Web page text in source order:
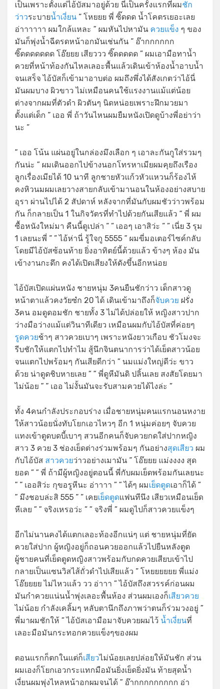
เป็นเพราะตั้งแต่ไอ้บัสมาอยู่ด้วย นี่เป็นครั้งแรกที่ผมชัก
ว่าวระบายน้ำเงี่ยน ” โหยยย พี่ ซิ๊ดดด น้ำโคตรเยอะเลย
อ่าาาาาา ผมใกล้แหละ ” ผมหันไปหามัน ควยแข็ง ๆ ของ
มันก็พุ่งน้ำฉีดรดหน้าอกมันเช่นกัน ” อ๊ากกกกกก
ซิ๊ดดดดดดด โอ๊ยยย เสียววว ซิ๊ดดดดด ” ผมเอามือทาน้ำ
ควยที่หน้าท้องกันไหลเลอะพื้นแล้วเดินเข้าห้องน้ำอาบน้ำ
จนเสร็จ ไอ้บัสก็เข้ามาอาบต่อ ผมถึงพึ่งได้สังเกตว่าไอ้นี่
มันผมบาง ผิวขาว ไม่เหมือนคนใช้แรงงานแม้แต่น้อย
ต่างจากผมที่ตัวดำ ผิวตันๆ นิดหน่อยเพราะฝึกมวยมา
ตั้งแต่เด็ก ” เออ พี่ ถ้าวันไหนผมยืมหนังเปิดดูบ้างพี่อย่าว่า
นะ ”
” เออ โน้น แผ่นอยู่ในกล่องมึงเลือก ๆ เอาละกันกูใส่รวมๆ
กันน่ะ ” ผมเดินออกไปข้างนอกโทรหาเมียผมคุยถึงเรือง
ลูกเรื่องเมียได้ 10 นาที ลูกชายหัวแก้วหัวแหวนก็ร้องไห้
คงหิวนมผมเลยวางสายกลับเข้ามานอนในห้องอย่างสบาย
อุรา ผ่านไปได้ 2 สัปดาห์ หลังจากที่มันกับผมชัวว่าวพร้อม
กัน ก็กลายเป็น 1 ในกิจวัตรที่ทำไปด้วยกันเสียแล้ว ” พี่ ผม
ซื้อหนังใหม่มา คืนนี้ดูเปล่า ” ” เออๆ เอาสิว่ะ ” ” เนี่ย 3 รุม
1 เลยนะพี่ ” ” ไอ้ห่านี่ รู้ใจกู 5555 ” ผมขี่มอเตอร์ไซค์กลับ
โดยมีไอ้บัสซ้อนท้าย ยิ่งอาทิตย์นี้ด้วยแล้ว ข้างๆ ห้อง มัน
เข้างานกะดึก คงได้เปิดเสียงให้ดังขึ้นอีกหน่อย
ไอ้บัสเปิดแผ่นหนัง ชายหนุ่ม 3คนยืนชักว่าว เด็กสาวดู
หน้าตาแล้วคงวัยซํก 20 ได้ เดินเข้ามาถึงก็จับควย ฝรั่ง
3คน อมดูดอมชัก ชายทั้ง 3 ไม่ได้ปล่อยให้ หญิงสาวปาก
ว่างมือว่างแม้แต่วินาทีเดียว เหมือนผมกับไอ้บัสที่ค่อยๆ
รูดควยช้าๆ สาวควยเบาๆ เพราะหนังยาวเกือบ ชัวโมงจะ
รีบชักให้แตกไปทำไม สู้นึกจินตนาการว่าได้เย็ดสาวน้อย
จนแตกไปพร้อมๆ กันเสียดีกว่า ” นมแม่งใหญ่ดีว่ะ ขาว
ด้วย น่าดูดชิบหายเลย ” ” พี่ดูหีมันดิ ปลิ้นเลย สงสัยโดยมา
ไม่น้อย ” ” เออ ไม่งั้นมันจะรับสามควยได้ไงล่ะ ”
ทั้ง 4คนกำลังประกอบร่าง เมื่อชายหนุ่มคนแรกนอนหงาย
ให้สาวน้อยนั่งทับโยกเอวไหวๆ อีก 1 หนุ่มค่อยๆ จับควย
แทงเข้าตูดบดบี้เบาๆ สวนอีกคนก็จับควยกดใส่ปากหญิง
สาว 3 ควย 3 ช่องเย็ดต่างร่วมพร้อมๆ กันอย่างสุดเสียว ผม
กับไอ้บัส สาวควยว่าวอย่างเมามัน ” โอ๊ยยย แม่งงงง สุด
ยอด ” ” พี่ ถ้ามีผู้หญิงอยู่ตอนนี้ พี่กับผมเย็ดพร้อมกันเลยนะ
” ” เออสิว่ะ กุขอรูหีนะ อ่าาาา ” ” ได้ๆ ผมเย็ดตูดเอาก็ได้ ”
” มึงชอบล่ะสิ 555 ” ” เคยเย็ดตูดแฟนทีนึง เสียวเหมือนเย็ด
หีเลย ” ” จริงเหรอว่ะ ” ” จริงพี่ ” ผมดูไปก็สาวควยแข็งๆ
อีกไม่นานคงได้แตกเลอะท้องอีกแน่ๆ แต่ ชายหนุ่มที่ยัด
ควยใส่ปาก ผู้หญิงอยู่ก็ถอนควยออกแล้วไปยืนหลังตูด
ผู้ชายคนที่เย็ดตูดหญิงสาวพร้อมกับกดควยเสียบเข้าไป
กลายเป็นแซนวิสไส้ถั่วดำไปเสียแล้ว ” โหยยยยยย พี่แม่ง
โอ๊ยยยย ไม่ไหวแล้ว วว อ่าาา ” ไอ้บัสถึงสวรรค์ก่อนผม
มันกำควยแน่นน้ำพุ่งเลอะพื้นห้อง ส่วนผมเองก็เสียวควย
ไม่น้อย กำลังเคลิ้มๆ หลับตานึกถึงภาพว่าตนก็ร่วมวงอยู่ ”
พี่มาผมชักให้ ” ไอ้บัสเอามือมาจับควยผมไว้ น้ำเงี่ยนที่
เลอะมือมันกระทอกควยแข็งๆของผม
ตอนแรกก็ตกในแต่ก็เสียวไม่น้อยเลยปล่อยให้มันชัก ส่วน
ผมเองก็โยกเอวกระแทกมือมันยิ่งเย็ดยิ่งมัน ท้ายสุดน้ำ
เงี่ยนผมพุ่งไหลหน้าอกผมจนได้ ” อ๊ากกกกกกกกก อ่า